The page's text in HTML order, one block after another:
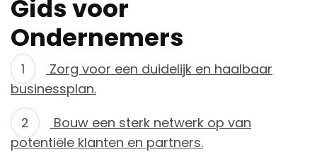
Gids voor
Ondernemers
Zorg voor een duidelijk en haalbaar
businessplan.
Bouw een sterk netwerk op van
potentiële klanten en partners.